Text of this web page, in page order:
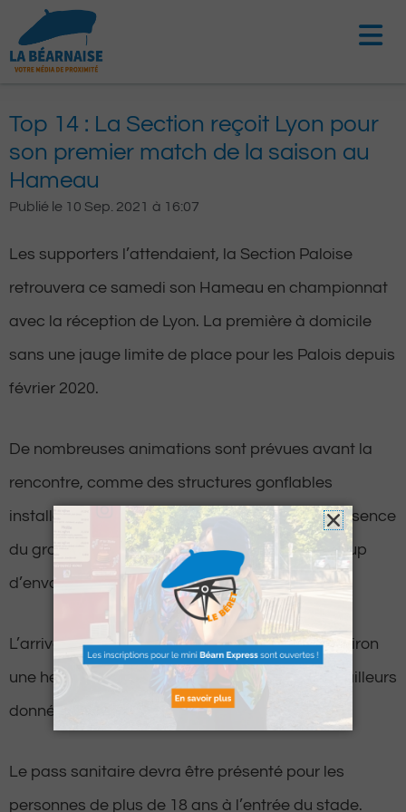
contenu
Top 14 : La Section reçoit Lyon pour
son premier match de la saison au
Hameau
Publié le 10 Sep. 2021 à 16:07
Les supporters l’attendaient, la Section Paloise
retrouvera ce samedi son Hameau en championnat
avec la réception de Lyon. La première à domicile
sans une jauge limite de place pour les Palois depuis
février 2020.
De nombreuses animations sont prévues avant la
rencontre, comme des structures gonflables
installées pour les plus jeunes, ou encore la présence
du groupe Arraya quelques minute avant le coup
d’envoi.
L’arrivée des joueurs se fera à la romaine à environ
une heure et demi du coup d’envoi, qui sera d’ailleurs
donné à 15 heures.
Le pass sanitaire devra être présenté pour les
personnes de plus de 18 ans à l’entrée du stade.